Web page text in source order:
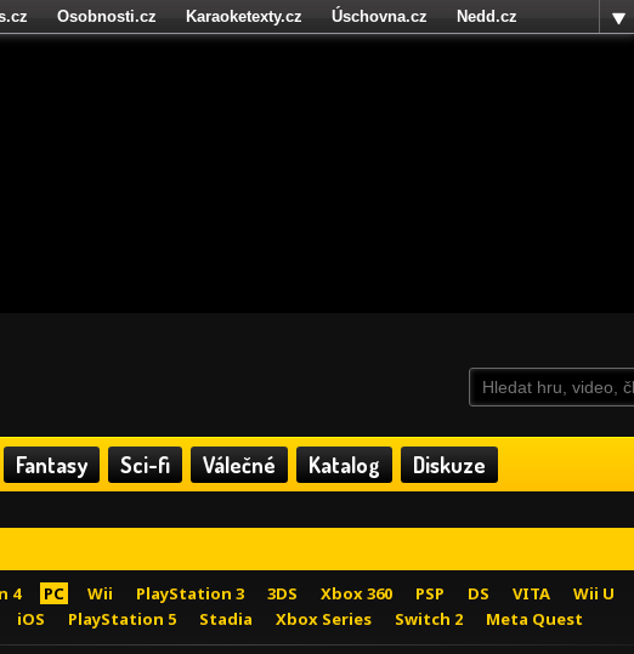
Fantasy Sci-fi Válečné Katalog Diskuze
4 PC Wii PlayStation 3 3DS Xbox 360 PSP DS VITA Wii U
iOS PlayStation 5 Stadia Xbox Series Switch 2 Meta Quest
Osobnosti.cz Karaoketexty.cz Úschovna.cz
Nedd.cz